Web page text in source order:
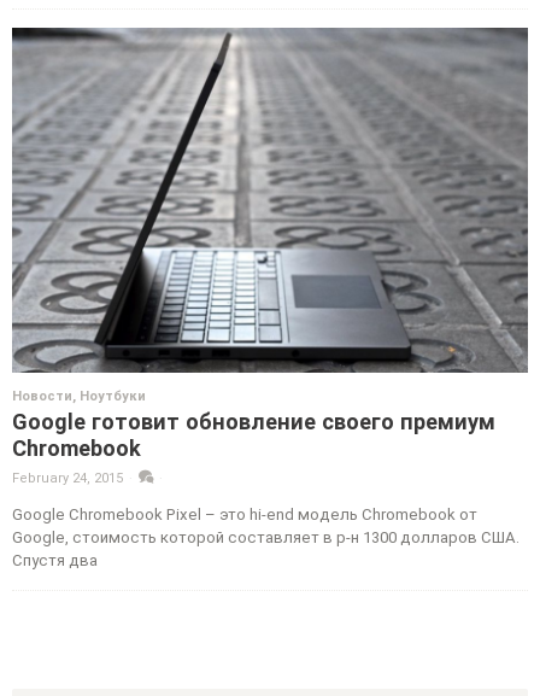
Новости, Ноутбуки
Google готовит обновление своего премиум
Chromebook
February 24, 2015
Google Chromebook Pixel – это hi-end модель Chromebook от
Google, стоимость которой составляет в р-н 1300 долларов США.
Спустя два